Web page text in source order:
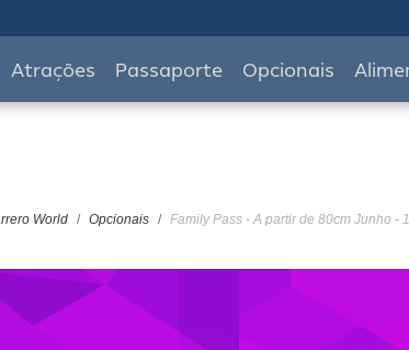
Atrações Passaporte Opcionais
World Opcionais Family Pass - A partir de 80cm Junho -